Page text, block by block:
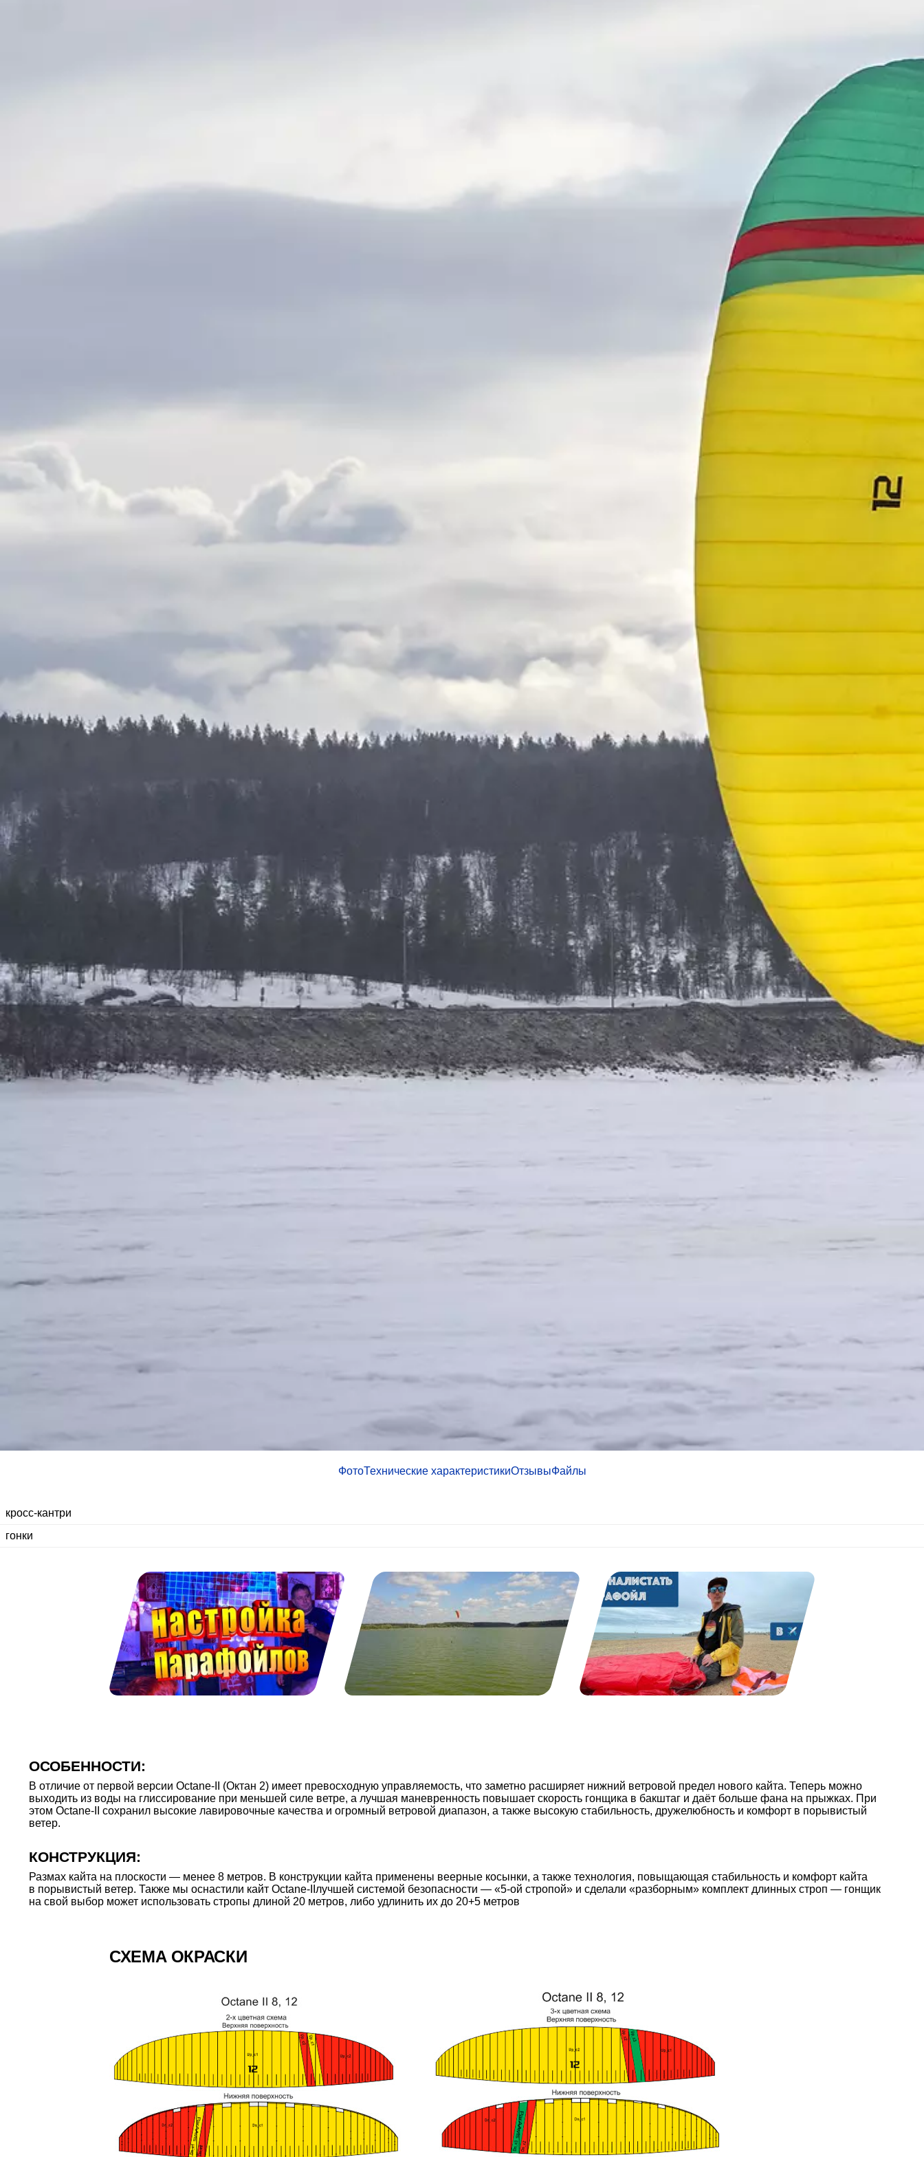
ФотоТехнические характеристикиОтзывыФайлы
кросс-кантри
гонки
ОСОБЕННОСТИ:
В отличие от первой версии Octane-II (Октан 2) имеет превосходную управляемость, что заметно расширяет нижний ветровой предел нового кайта. Теперь можно
выходить из воды на глиссирование при меньшей силе ветре, а лучшая маневренность повышает скорость гонщика в бакштаг и даёт больше фана на прыжках. При
этом Octane-II сохранил высокие лавировочные качества и огромный ветровой диапазон, а также высокую стабильность, дружелюбность и комфорт в порывистый
ветер.
КОНСТРУКЦИЯ:
Размах кайта на плоскости — менее 8 метров. В конструкции кайта применены веерные косынки, а также технология, повыщающая стабильность и комфорт кайта
в порывистый ветер. Также мы оснастили кайт Octane-II лучшей системой безопасности — «5-ой стропой» и сделали «разборным» комплект длинных строп — гонщик
на свой выбор может использовать стропы длиной 20 метров, либо удлинить их до 20+5 метров
СХЕМА ОКРАСКИ